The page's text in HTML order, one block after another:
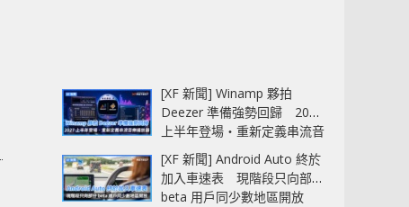
[XF 新聞] Winamp 夥拍
Deezer 準備強勢回歸 2027
上半年登場‧重新定義串流音
樂播放器
[XF 新聞] Android Auto 終於
加入車速表 現階段只向部分
beta 用戶同少數地區開放